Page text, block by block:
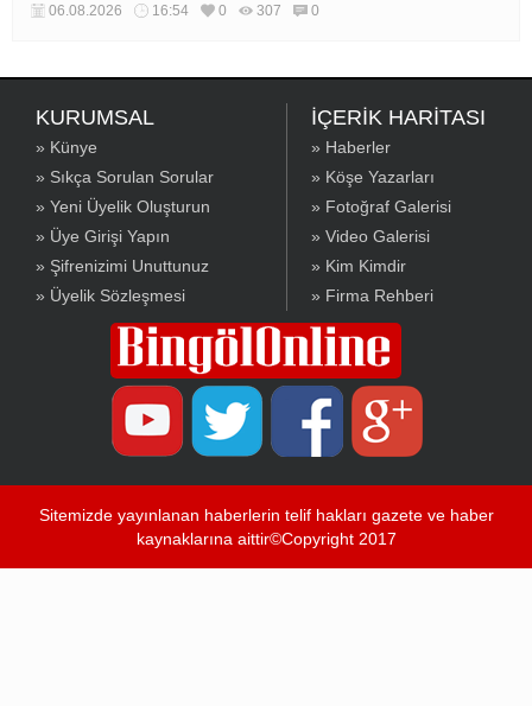
06.08.2026 16:54 0 307 0
KURUMSAL
» Künye
» Sıkça Sorulan Sorular
» Yeni Üyelik Oluşturun
» Üye Girişi Yapın
» Şifrenizimi Unuttunuz
» Üyelik Sözleşmesi
İÇERİK HARİTASI
» Haberler
» Köşe Yazarları
» Fotoğraf Galerisi
» Video Galerisi
» Kim Kimdir
» Firma Rehberi
Sitemizde yayınlanan haberlerin telif hakları gazete ve haber
kaynaklarına aittir©Copyright 2017